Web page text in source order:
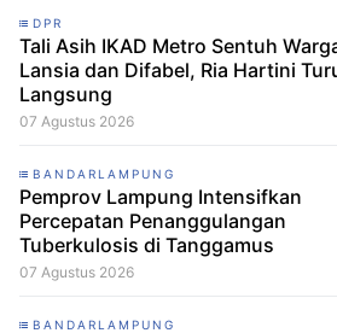
DPR
Tali Asih IKAD Metro Sentuh
Lansia dan Difabel, Ria Hartini
Langsung
07 Agustus 2026
BANDARLAMPUNG
Pemprov Lampung Intensifkan
Percepatan Penanggulangan
Tuberkulosis di Tanggamus
07 Agustus 2026
BANDARLAMPUNG